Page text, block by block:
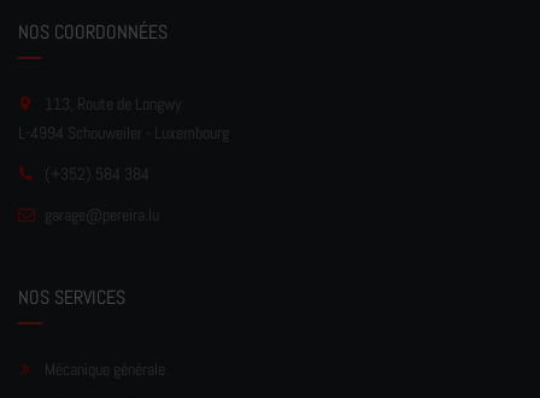
NOS COORDONNÉES
113, Route de Longwy
L-4994 Schouweiler - Luxembourg
(+352) 584 384
garage@pereira.lu
NOS SERVICES
Mécanique générale